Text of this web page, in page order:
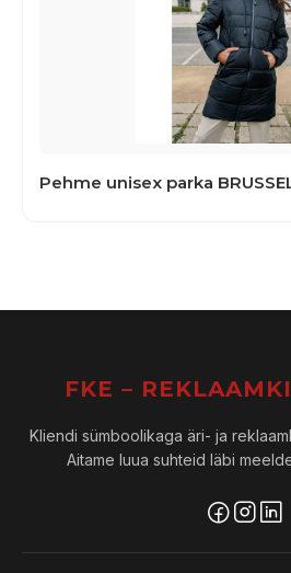
Pehme unisex parka
FKE –
Kliendi sümboolikaga äri- ja
Aitame luua suhteid läbi